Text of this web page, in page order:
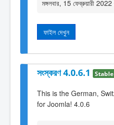
মঙ্গলবার, 15 ফেব্রুয়ারী
ফাইল দেখুন
সংস্করণ 4.0.6.1 Stable
This is the German,
for Joomla! 4.0.6